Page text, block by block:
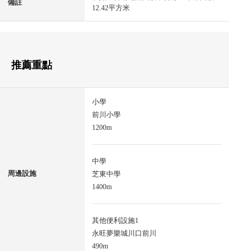
備註
12.42平方米
推薦重點
周邊設施
小學
前川小學
1200m
中學
芝東中學
1400m
其他便利設施1
永旺夢樂城川口前川
490m